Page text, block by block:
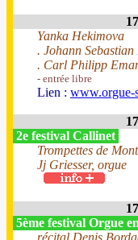
Yanka Hekimova
. Johann
. Carl Philipp
- entrée libre
Lien : www.orgue-
2e festival Callinet
Trompettes de
Jj Griesser, orgue
5ème festival Orgue
récital Denis